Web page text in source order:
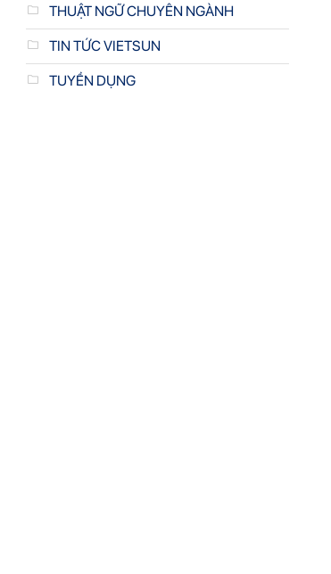
THUẬT NGỮ CHUYÊN NGÀNH
TIN TỨC VIETSUN
TUYỂN DỤNG